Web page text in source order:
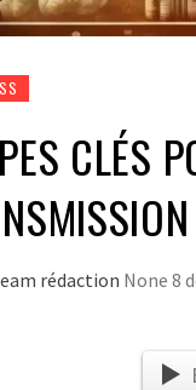
CLÉS
rédaction None 8